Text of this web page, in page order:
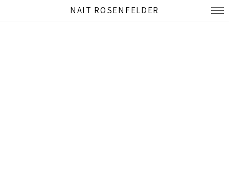
NAIT ROSENFELDER